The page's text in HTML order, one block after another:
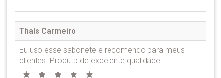
Thaís Carmeiro
Eu uso esse sabonete e recomendo para meus
clientes. Produto de excelente qualidade!